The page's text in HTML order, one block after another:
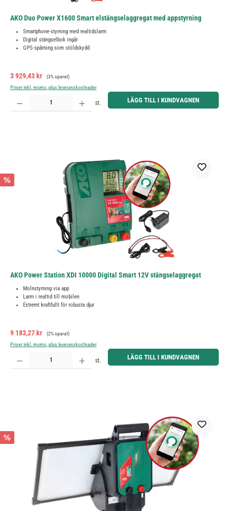
AKO Duo Power X1600 Smart elstängselaggregat med appstyrning
Smartphone-styrning med realtidslarm
Digital stängselbok ingår
GPS-spårning som stöldskydd
Försäljningspris:
3 929,43 kr Ordinarie pris:
(3% sparat)
Priser inkl. moms, plus leveranskostnader
Produktkvantitet: Ange önskat belopp eller använd knapparna för att öka eller minska kvantiteten.
st. LÄGG TILL I KUNDVAGNEN
%
AKO Power Station XDI 10000 Digital Smart 12V stängselaggregat
Molnstyrning via app
Larm i realtid till mobilen
Extremt kraftfullt för robusta djur
Försäljningspris:
9 183,27 kr Ordinarie pris:
(2% sparat)
Priser inkl. moms, plus leveranskostnader
Produktkvantitet: Ange önskat belopp eller använd knapparna för att öka eller minska kvantiteten.
st. LÄGG TILL I KUNDVAGNEN
%